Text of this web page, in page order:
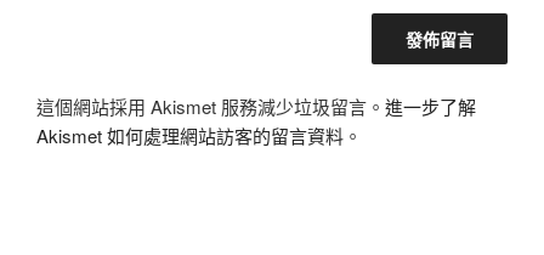
這個網站採用 Akismet 服務減少垃圾留言。 進一步了解
Akismet 如何處理網站訪客的留言資料 。